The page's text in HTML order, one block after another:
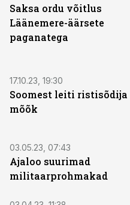
Saksa ordu võitlus
Läänemere-äärsete
paganatega
17.10.23, 19:30
Soomest leiti ristisõdija
mõõk
03.05.23, 07:43
Ajaloo suurimad
militaarprohmakad